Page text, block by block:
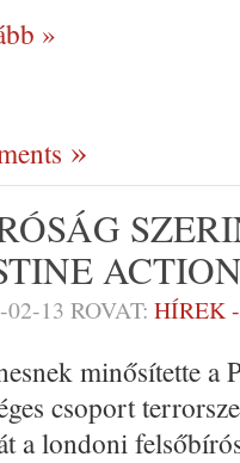
»
02-13 ROVAT: HÍREK
minősítette a
csoport
a londoni